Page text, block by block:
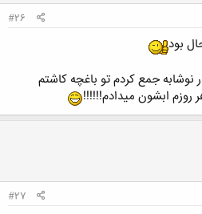
#26
بود
نوشابه جمع کردم تو باغچه کاشتم
روزم ابشون میدادم!!!!!!
#27